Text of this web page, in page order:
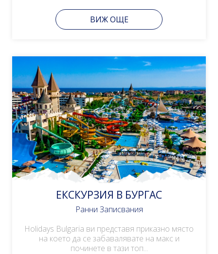
ВИЖ ОЩЕ
ЕКСКУРЗИЯ В БУРГАС
Ранни Записвания
Holidays Bulgaria ви представя приказно място
на което да се забавалявате на макс и
починете в тази топ...